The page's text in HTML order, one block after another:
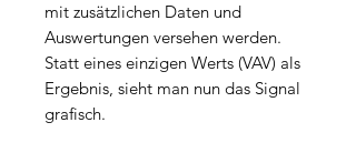
mit zusätzlichen Daten und
Auswertungen versehen werden.
Statt eines einzigen Werts (VAV) als
Ergebnis, sieht man nun das Signal
grafisch.